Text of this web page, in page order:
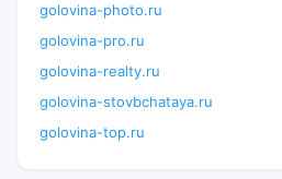
golovina-photo.ru
golovina-pro.ru
golovina-realty.ru
golovina-stovbchataya.ru
golovina-top.ru